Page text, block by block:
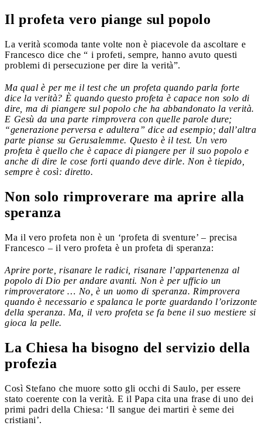
Il profeta vero piange sul popolo
La verità scomoda tante volte non è piacevole da ascoltare e
Francesco dice che “ i profeti, sempre, hanno avuto questi
problemi di persecuzione per dire la verità”.
Ma qual è per me il test che un profeta quando parla forte
dice la verità? È quando questo profeta è capace non solo di
dire, ma di piangere sul popolo che ha abbandonato la verità.
E Gesù da una parte rimprovera con quelle parole dure;
“generazione perversa e adultera” dice ad esempio; dall’altra
parte pianse su Gerusalemme. Questo è il test. Un vero
profeta è quello che è capace di piangere per il suo popolo e
anche di dire le cose forti quando deve dirle. Non è tiepido,
sempre è così: diretto.
Non solo rimproverare ma aprire alla
speranza
Ma il vero profeta non è un ‘profeta di sventure’ – precisa
Francesco – il vero profeta è un profeta di speranza:
Aprire porte, risanare le radici, risanare l’appartenenza al
popolo di Dio per andare avanti. Non è per ufficio un
rimproveratore … No, è un uomo di speranza. Rimprovera
quando è necessario e spalanca le porte guardando l’orizzonte
della speranza. Ma, il vero profeta se fa bene il suo mestiere si
gioca la pelle.
La Chiesa ha bisogno del servizio della
profezia
Così Stefano che muore sotto gli occhi di Saulo, per essere
stato coerente con la verità. E il Papa cita una frase di uno dei
primi padri della Chiesa: ‘Il sangue dei martiri è seme dei
cristiani’.